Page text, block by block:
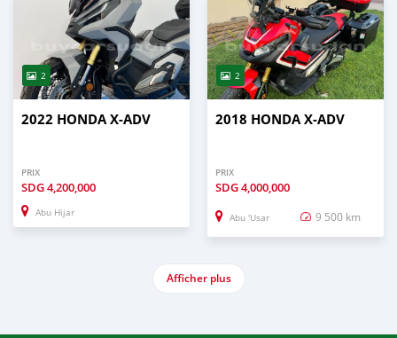
2
2022 HONDA X-ADV
PRIX
SDG4,200,000
Abu Hijar
2
2018 HONDA X-ADV
PRIX
SDG4,000,000
Abu 'Usar 9 500 km
Afficher plus